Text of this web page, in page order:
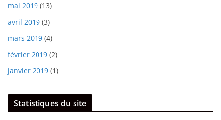
mai 2019 (13)
avril 2019 (3)
mars 2019 (4)
février 2019 (2)
janvier 2019 (1)
Statistiques du site